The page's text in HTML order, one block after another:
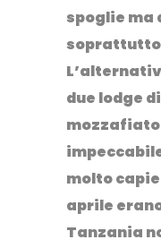
spoglie ma
soprattutto
due lodge
molto
aprile
Tanzania